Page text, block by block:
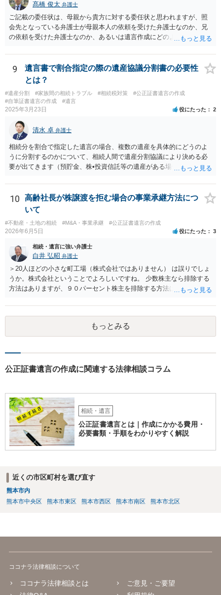
髙橋 俊太 弁護士
ご記載の委任状は、母親から貴方に対する委任状と思われますが、照
会先となっている弁護士が母親本人の依頼を受けた弁護士なのか、兄
の依頼を受けた弁護士なのか、あるいは遺言作成にどのような立場で
と思われます。 仮に、その弁護士が母親本人から依頼を受けているの
であれば、母親本人に対する報告義務が問題となります。母親が貴方
に一任する旨を明確に伝えており、委任状の内容にも、弁護士との連
絡、進捗確認、公正証書遺言の作成有無や控えの確認等が含まれてい
るのであれば、貴方から進捗状況等の説明を求める余地はあります。
他方で、その弁護士が兄の依頼を受けた弁護士である場合には、兄の
況を報告する義務があるとは限りません。また、親族間で利害対立が
ある可能性がある場合、守秘義務や本人意思確認の観点から、委任状
があるとしても直ちに内容を開示しないこともあり得ます。 公正証書
遺言が作成済みである場合でも、生前にその存在や内容を誰に開示す
るかは、基本的には遺言者本人の意思による問題です。まずは、母親
無・内容について説明してよい」旨を明確に伝えてもらい、委任状の
写しを添付して、期限を区切って書面で回答を求めることが考えられ
ます。それでも回答がない場合には、母親本人の意思能力や真意、兄
による不当な関与の有無も含めて、別の弁護士に資料（遺言書案、委
任状、母親の発言内容、弁護士との連絡履歴、兄とのやり取り等）を
示して相談した方がよいように思います。
9
遺言書で割合指定の際の遺産協議分割書の必要性
とは？
#遺産分割 #家族間の相続トラブル #相続税対策
#公正証書遺言の作成
#自筆証書遺言の作成
#遺言
2025年3月23日 役にたった 2
清水 卓 弁護士
相続分を割合で指定した遺言の場合、複数の遺産を具体的にどうのよ
うに分割するのかについて、相続人間で遺産分割協議により決める必
要が出てきます（預貯金、株•投資信託等の遺産がある場合に、どの遺
投資信託は他の相続人にというような分け方をするのか等について
は、相続人間で遺産分割協議により決める必要があります）。
10
高齢社長が株譲渡を拒む場合の事業承継方法につ
いて
#不動産・土地の相続 #M&A・事業承継 #公正証書遺言の作成
2026年6月5日 役にたった 3
相続・遺言に強い弁護士
白井 弘昭 弁護士
＞20人ほどの小さな町工場（株式会社ではありません） は誤りでしょ
うか。株式会社ということでよろしいですね。 少数株主なら排除する
方法はありますが、９０パーセント株主を排除する方法は現実的にあ
るか、家族を説得して承継させるかしかないでしょう。 また、出資者
がいれば、全員で会社を辞めて新たな会社を立ち上げることも考えら
れます。 それか、しばらく我慢して、社長が没した後に相続人から承
継させるしかないように思えます。 私見ながらご参考まで。
もっとみる
公正証書遺言の作成に関連する法律相談コラム
相続・遺言
公正証書遺言とは｜作成にかかる費用・
必要書類・手順をわかりやすく解説
近くの市区町村を選び直す
熊本市内
熊本市中央区
熊本市東区 熊本市西区 熊本市南区 熊本市北区
ココナラ法律相談について
ココナラ法律相談とは
ご意見・ご要望